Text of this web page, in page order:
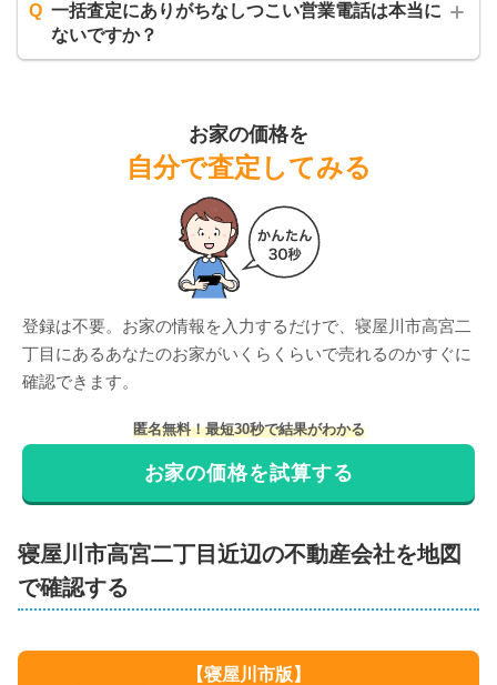
Q 一括査定にありがちなしつこい営業電話は本当に
ないですか？
お家の価格を
自分で査定してみる
登録は不要。お家の情報を入力するだけで、 寝屋川市高宮二
丁目 にあるあなたのお家がいくらくらいで売れるのかすぐに
確認できます。
匿名無料！最短30秒で結果がわかる
お家の価格を試算する
寝屋川市高宮二丁目近辺の不動産会社を地図
で確認する
【寝屋川市版】